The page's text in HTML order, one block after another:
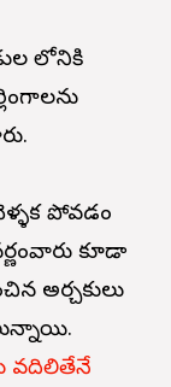
లోనికి
పోవడం
కూడా
అర్చకులు
వదిలితేనే